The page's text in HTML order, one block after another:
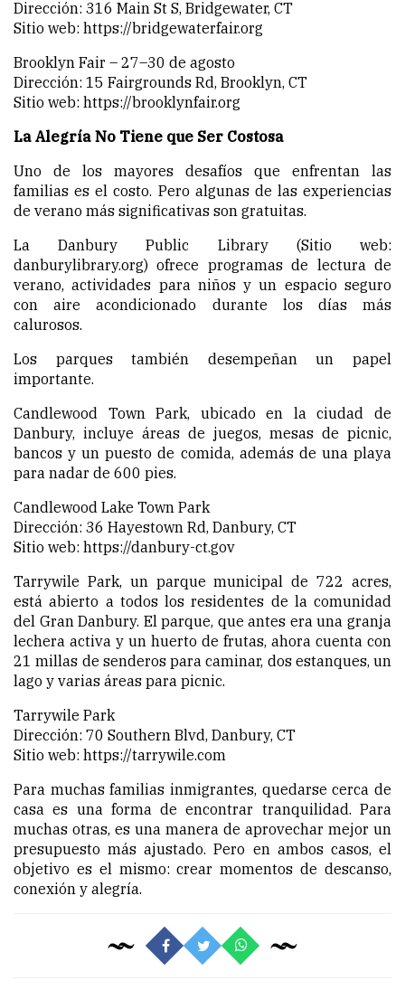
Dirección: 316 Main St S, Bridgewater, CT
Sitio web: https://bridgewaterfair.org
Brooklyn Fair – 27–30 de agosto
Dirección: 15 Fairgrounds Rd, Brooklyn, CT
Sitio web: https://brooklynfair.org
La Alegría No Tiene que Ser Costosa
Uno de los mayores desafíos que enfrentan las
familias es el costo. Pero algunas de las experiencias
de verano más significativas son gratuitas.
La Danbury Public Library (Sitio web:
danburylibrary.org) ofrece programas de lectura de
verano, actividades para niños y un espacio seguro
con aire acondicionado durante los días más
calurosos.
Los parques también desempeñan un papel
importante.
Candlewood Town Park, ubicado en la ciudad de
Danbury, incluye áreas de juegos, mesas de picnic,
bancos y un puesto de comida, además de una playa
para nadar de 600 pies.
Candlewood Lake Town Park
Dirección: 36 Hayestown Rd, Danbury, CT
Sitio web: https://danbury-ct.gov
Tarrywile Park, un parque municipal de 722 acres,
está abierto a todos los residentes de la comunidad
del Gran Danbury. El parque, que antes era una granja
lechera activa y un huerto de frutas, ahora cuenta con
21 millas de senderos para caminar, dos estanques, un
lago y varias áreas para picnic.
Tarrywile Park
Dirección: 70 Southern Blvd, Danbury, CT
Sitio web: https://tarrywile.com
Para muchas familias inmigrantes, quedarse cerca de
casa es una forma de encontrar tranquilidad. Para
muchas otras, es una manera de aprovechar mejor un
presupuesto más ajustado. Pero en ambos casos, el
objetivo es el mismo: crear momentos de descanso,
conexión y alegría.